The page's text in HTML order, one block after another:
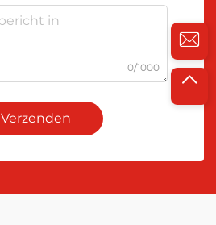
0/1000
Verzenden